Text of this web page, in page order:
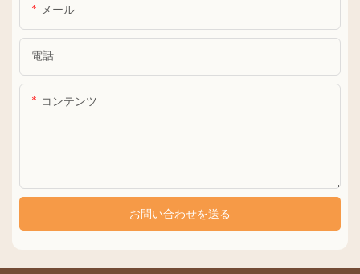
メール
電話
コンテンツ
お問い合わせを送る